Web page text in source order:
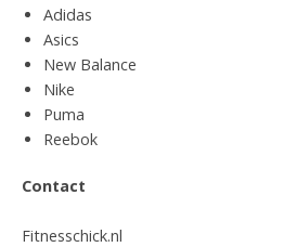
Adidas
Asics
New Balance
Nike
Puma
Reebok
Contact
Fitnesschick.nl